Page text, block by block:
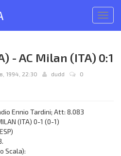
меню
- AC Milan (ITA) 0:1
1994, 22:30 dudd
0
Ennio Tardini; Att: 8.083
(ITA) 0-1 (0-1)
Scala):